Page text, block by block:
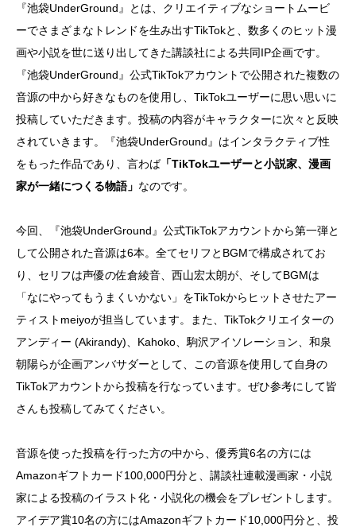
『池袋UnderGround』とは、クリエイティブなショートムービ
ーでさまざまなトレンドを生み出すTikTokと、数多くのヒット漫
画や小説を世に送り出してきた講談社による共同IP企画です。
『池袋UnderGround』公式TikTokアカウントで公開された複数の
音源の中から好きなものを使用し、TikTokユーザーに思い思いに
投稿していただきます。投稿の内容がキャラクターに次々と反映
されていきます。『池袋UnderGround』はインタラクティブ性
をもった作品であり、言わば「TikTokユーザーと小説家、漫画
家が一緒につくる物語」 なのです。
今回、『池袋UnderGround』公式TikTokアカウントから第一弾と
して公開された音源は6本。全てセリフとBGMで構成されてお
り、セリフは声優の佐倉綾音、西山宏太朗が、そしてBGMは
「なにやってもうまくいかない」をTikTokからヒットさせたアー
ティストmeiyoが担当しています。また、TikTokクリエイターの
アンディー (Akirandy)、Kahoko、駒沢アイソレーション、和泉
朝陽らが企画アンバサダーとして、この音源を使用して自身の
TikTokアカウントから投稿を行なっています。ぜひ参考にして皆
さんも投稿してみてください。
音源を使った投稿を行った方の中から、優秀賞6名の方には
Amazonギフトカード100,000円分と、講談社連載漫画家・小説
家による投稿のイラスト化・小説化の機会をプレゼントします。
アイデア賞10名の方にはAmazonギフトカード10,000円分と、投